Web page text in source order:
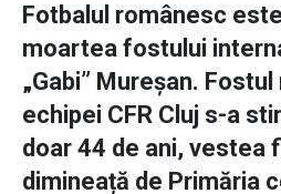
Fotbalul românesc
moartea fostului
„Gabi” Mureșan. Fostul
echipei CFR Cluj s-a
doar 44 de ani, vestea
dimineață de Primăria